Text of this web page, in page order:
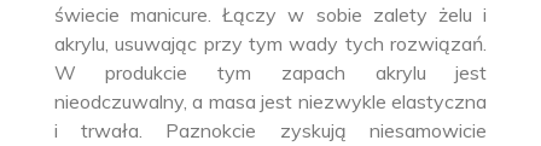
świecie manicure. Łączy w sobie zalety żelu i
akrylu, usuwając przy tym wady tych rozwiązań.
W produkcie tym zapach akrylu jest
nieodczuwalny, a masa jest niezwykle elastyczna
i trwała. Paznokcie zyskują niesamowicie